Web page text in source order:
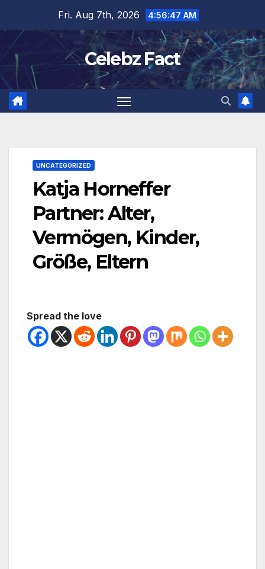
content
Fri. Aug 7th, 2026 4:56:48 AM
Celebz Fact
UNCATEGORIZED
Katja Horneffer
Partner: Alter,
Vermögen, Kinder,
Größe, Eltern
Spread the love